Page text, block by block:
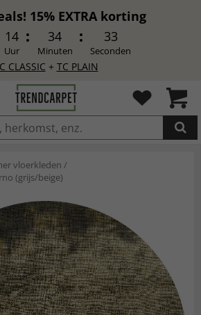
15% EXTRA korting
14
Uur
34
Minuten
31
Seconden
CLASSIC + TC PLAIN
WINKELWAGEN GELEGD
vloerkleden /
(grijs/beige)